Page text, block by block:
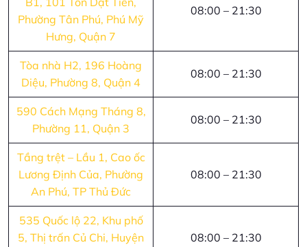
Phường Tân Phú, Phú Mỹ
Hưng, Quận 7
08:00 – 21:30
Tòa nhà H2, 196 Hoàng
Diệu, Phường 8, Quận 4
08:00 – 21:30
590 Cách Mạng Tháng 8,
Phường 11, Quận 3
08:00 – 21:30
Tầng trệt – Lầu 1, Cao ốc
Lương Định Của, Phường
An Phú, TP Thủ Đức
08:00 – 21:30
535 Quốc lộ 22, Khu phố
5, Thị trấn Củ Chi, Huyện
08:00 – 21:30